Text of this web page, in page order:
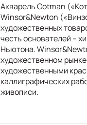
Акварель Cotman
Winsor&Newton
художественных
честь основателей –
Ньютона.
художественном
художественными
каллиграфических
живописи.